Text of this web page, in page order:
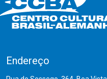
Endereço